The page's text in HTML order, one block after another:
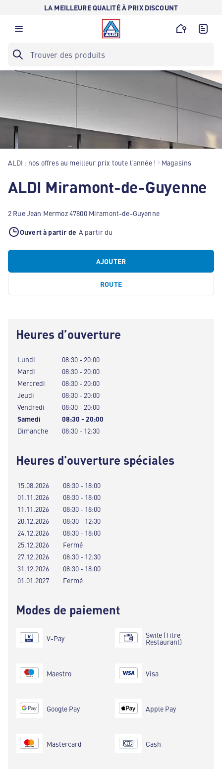
LA MEILLEURE QUALITÉ À PRIX DISCOUNT
ALDI : nos offres au meilleur prix toute l’année ! Magasins
ALDI Miramont-de-Guyenne
2 Rue Jean Mermoz 47800 Miramont-de-Guyenne
Ouvert à partir de A partir du
AJOUTER
ROUTE
Heures d’ouverture
Lundi
08:30 - 20:00
Mardi
08:30 - 20:00
Mercredi
08:30 - 20:00
Jeudi
08:30 - 20:00
Vendredi
08:30 - 20:00
Samedi
08:30 - 20:00
Dimanche
08:30 - 12:30
Heures d'ouverture spéciales
15.08.2026
08:30 - 18:00
01.11.2026
08:30 - 18:00
11.11.2026
08:30 - 18:00
20.12.2026
08:30 - 12:30
24.12.2026
08:30 - 18:00
25.12.2026
Fermé
27.12.2026
08:30 - 12:30
31.12.2026
08:30 - 18:00
01.01.2027
Fermé
Modes de paiement
V-Pay
Maestro
Google Pay
Mastercard
Swile (Titre
Restaurant)
Visa
Apple Pay
Cash